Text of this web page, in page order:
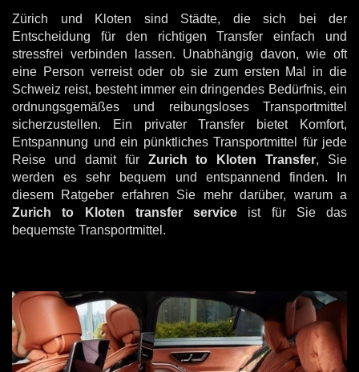
Zürich und Kloten sind Städte, die sich bei der
Entscheidung für den richtigen Transfer einfach und
stressfrei verbinden lassen. Unabhängig davon, wie oft
eine Person verreist oder ob sie zum ersten Mal in die
Schweiz reist, besteht immer ein dringendes Bedürfnis, ein
ordnungsgemäßes und reibungsloses Transportmittel
sicherzustellen. Ein privater Transfer bietet Komfort,
Entspannung und ein pünktliches Transportmittel für jede
Reise und damit für Zurich to Kloten Transfer, Sie
werden es sehr bequem und entspannend finden. In
diesem Ratgeber erfahren Sie mehr darüber, warum a
Zurich to Kloten transfer service ist für Sie das
bequemste Transportmittel.